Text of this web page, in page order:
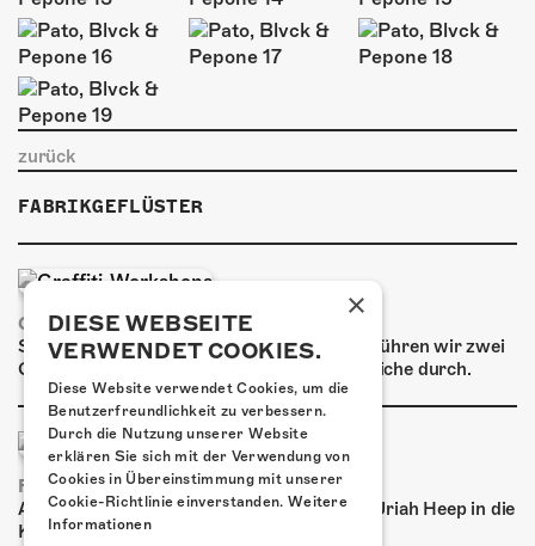
ÜBER UNS
GÖNNEREI
SHOP
MITMACHEN
zurück
FABRIKGEFLÜSTER
GRAFFITI-WORKSHOPS
Spray dein eigenes Graffiti! Im September führen wir zwei
Graffiti-Workshops für Kinder und Jugendliche durch.
FRISCH BESTÄTIGT: URIAH HEEP
Am Sonntag, 15. November 2026 kommen Uriah Heep in die
Kulturfabrik Kofmehl!
×
DIESE WEBSEITE
VERWENDET COOKIES.
Diese Website verwendet Cookies, um die
Benutzerfreundlichkeit zu verbessern.
Durch die Nutzung unserer Website
erklären Sie sich mit der Verwendung von
Cookies in Übereinstimmung mit unserer
Cookie-Richtlinie einverstanden. Weitere
Informationen